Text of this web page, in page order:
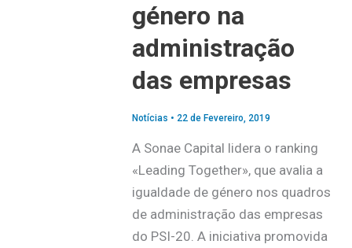
género na
administração
das empresas
Notícias • 22 de Fevereiro, 2019
A Sonae Capital lidera o ranking
«Leading Together», que avalia a
igualdade de género nos quadros
de administração das empresas
do PSI-20. A iniciativa promovida